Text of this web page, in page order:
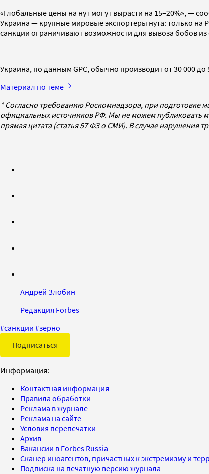
«Глобальные цены на нут могут вырасти на 15–20%», —
Украина — крупные мировые экспортеры нута: только на
санкции ограничивают возможности для вывоза бобов из
Украина, по данным GPC, обычно производит от 30 000 до
Материал по теме
* Согласно требованию Роскомнадзора, при подготовке
официальных источников РФ. Мы не можем публиковать
прямая цитата (статья 57 ФЗ о СМИ). В случае нарушения
Андрей Злобин
Редакция Forbes
#санкции #зерно
Подписаться
Информация:
Контактная информация
Правила обработки
Реклама в журнале
Реклама на сайте
Условия перепечатки
Архив
Вакансии в Forbes Russia
Сканер иноагентов, причастных к экстремизму и
Подписка на печатную версию журнала